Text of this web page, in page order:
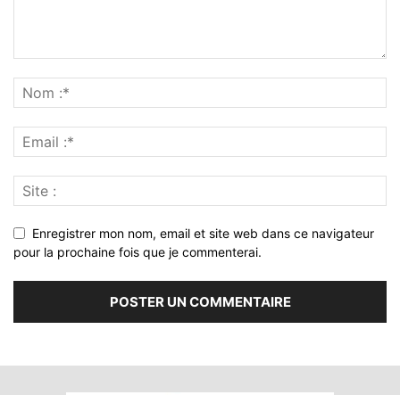
Enregistrer mon nom, email et site web dans ce navigateur
pour la prochaine fois que je commenterai.